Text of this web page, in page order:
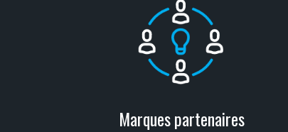
Marques partenaires